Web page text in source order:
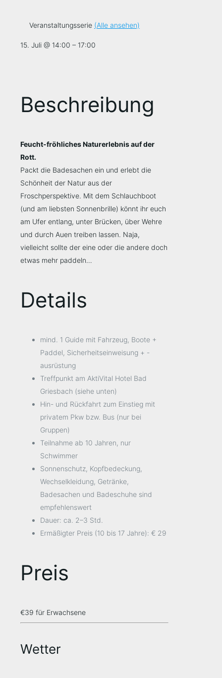
Veranstaltungsserie (Alle ansehen)
15. Juli @ 14:00 – 17:00
Beschreibung
Feucht-fröhliches Naturerlebnis auf der
Rott.
Packt die Badesachen ein und erlebt die
Schönheit der Natur aus der
Froschperspektive. Mit dem Schlauchboot
(und am liebsten Sonnenbrille) könnt ihr euch
am Ufer entlang, unter Brücken, über Wehre
und durch Auen treiben lassen. Naja,
vielleicht sollte der eine oder die andere doch
etwas mehr paddeln…
Details
mind. 1 Guide mit Fahrzeug, Boote +
Paddel, Sicherheitseinweisung + -
ausrüstung
Treffpunkt am AktiVital Hotel Bad
Griesbach (siehe unten)
Hin- und Rückfahrt zum Einstieg mit
privatem Pkw bzw. Bus (nur bei
Gruppen)
Teilnahme ab 10 Jahren, nur
Schwimmer
Sonnenschutz, Kopfbedeckung,
Wechselkleidung, Getränke,
Badesachen und Badeschuhe sind
empfehlenswert
Dauer: ca. 2–3 Std.
Ermäßigter Preis (10 bis 17 Jahre): € 29
Preis
€39 für Erwachsene
Wetter